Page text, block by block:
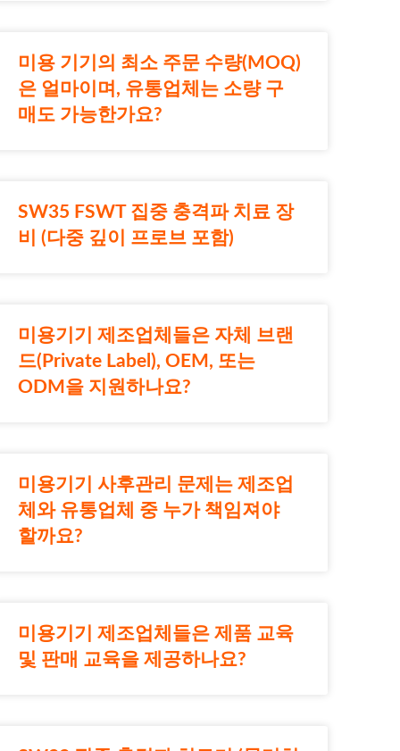
미용 기기의 최소 주문 수량(MOQ)
은 얼마이며, 유통업체는 소량 구
매도 가능한가요?
SW35 FSWT 집중 충격파 치료 장
비 (다중 깊이 프로브 포함)
미용기기 제조업체들은 자체 브랜
드(Private Label), OEM, 또는
ODM을 지원하나요?
미용기기 사후관리 문제는 제조업
체와 유통업체 중 누가 책임져야
할까요?
미용기기 제조업체들은 제품 교육
및 판매 교육을 제공하나요?